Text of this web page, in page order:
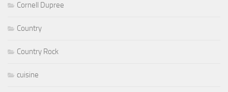
Cornell Dupree
Country
Country Rock
cuisine